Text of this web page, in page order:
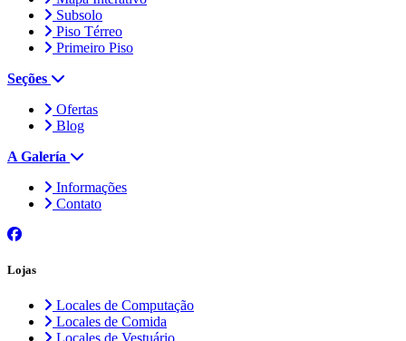
Subsolo
Piso Térreo
Primeiro Piso
Seções
Ofertas
Blog
A Galería
Informações
Contato
Lojas
Locales de Computação
Locales de Comida